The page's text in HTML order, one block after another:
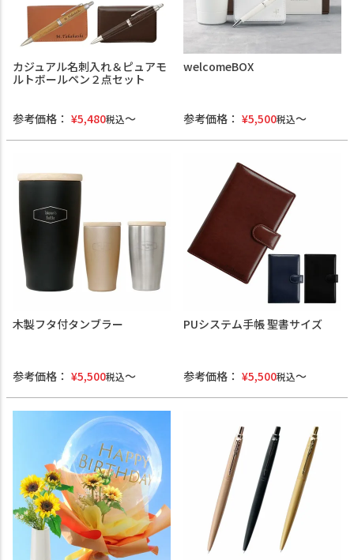
カジュアル名刺入れ＆ピュアモ
ルトボールペン２点セット
参考価格： ¥5,480税込
welcomeBOX
参考価格： ¥5,500税込
木製フタ付タンブラー
参考価格： ¥5,500税込
PUシステム手帳 聖書サイズ
参考価格： ¥5,500税込